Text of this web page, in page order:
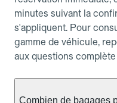
minutes suivant la
s'appliquent. Pour
gamme de véhicule,
aux questions
Combien de bagages